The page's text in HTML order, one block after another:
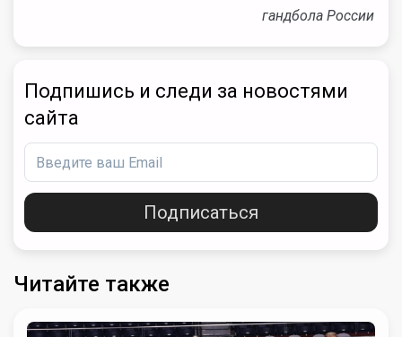
гандбола России
Подпишись и следи за новостями
сайта
Подписаться
Читайте также